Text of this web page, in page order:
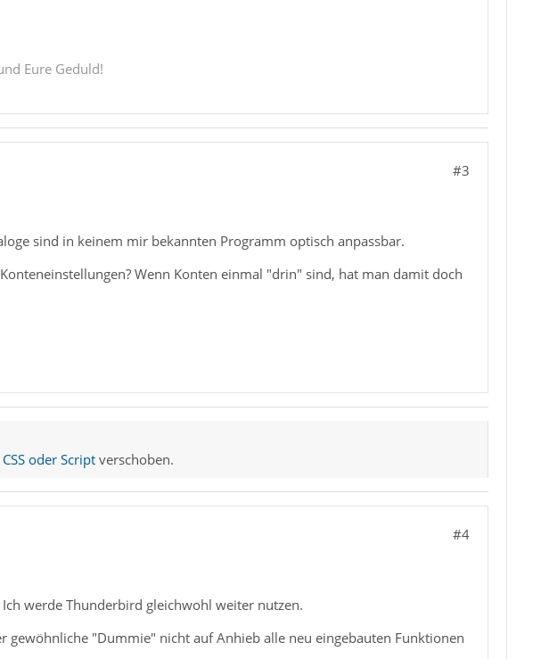
Eure Geduld!
#3
sind in keinem mir bekannten Programm optisch anpassbar.
Wenn Konten einmal "drin" sind, hat man damit doch
oder Scriptverschoben.
#4
werde Thunderbird gleichwohl weiter nutzen.
gewöhnliche "Dummie" nicht auf Anhieb alle neu eingebauten Funktionen